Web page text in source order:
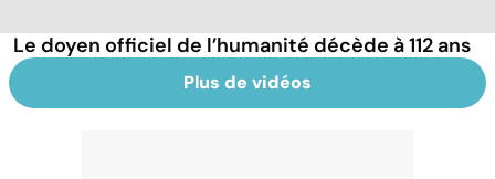
Le doyen officiel de l’humanité décède à 112 ans
Plus de vidéos